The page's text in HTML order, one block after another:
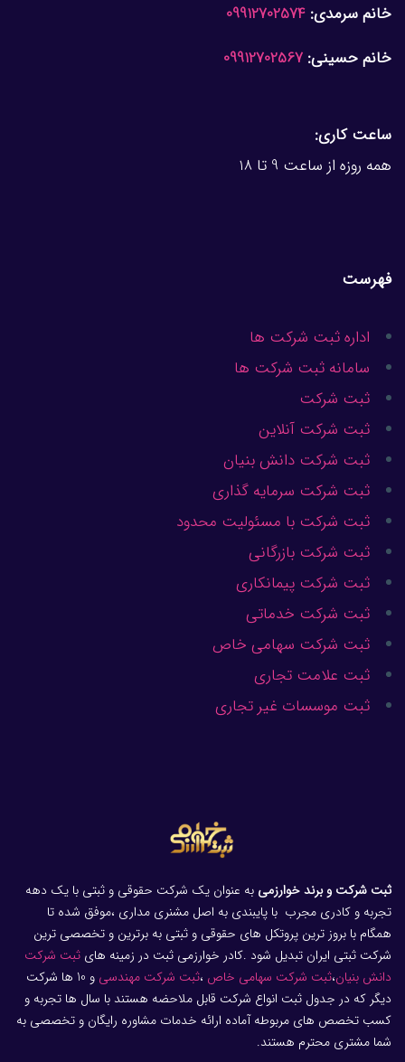
خانم سرمدی: 09912702574
خانم حسینی: 09912702567
ساعت کاری:
همه روزه از ساعت 9 تا 18
فهرست
اداره ثبت شرکت ها
سامانه ثبت شرکت ها
ثبت شرکت
ثبت شرکت آنلاین
ثبت شرکت دانش بنیان
ثبت شرکت سرمایه گذاری
ثبت شرکت با مسئولیت محدود
ثبت شرکت بازرگانی
ثبت شرکت پیمانکاری
ثبت شرکت خدماتی
ثبت شرکت سهامی خاص
ثبت علامت تجاری
ثبت موسسات غیر تجاری
ثبت شرکت و برند خوارزمی به عنوان یک شرکت حقوقی و ثبتی با یک دهه
تجربه و کادری مجرب با پایبندی به اصل مشنری مداری ،موفق شده تا
همگام با بروز ترین پروتکل های حقوقی و ثبتی به برترین و تخصصی ترین
شرکت ثبتی ایران تبدیل شود .کادر خوارزمی ثبت در زمینه های ثبت شرکت
دانش بنیان،ثبت شرکت سهامی خاص ،ثبت شرکت مهندسی
و 10 ها شرکت
دیگر که در جدول ثبت انواع شرکت قابل ملاحضه هستند با سال ها تجربه و
کسب تخصص های مربوطه آماده ارائه خدمات مشاوره رایگان و تخصصی به
شما مشتری محترم هستند.